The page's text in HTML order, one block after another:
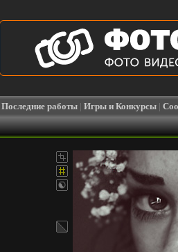
Последние работы | Игры и Конкурсы |